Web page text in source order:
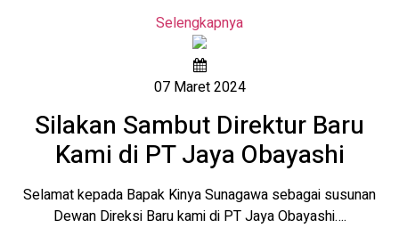
Selengkapnya
07 Maret 2024
Silakan Sambut Direktur Baru
Kami di PT Jaya Obayashi
Selamat kepada Bapak Kinya Sunagawa sebagai susunan
Dewan Direksi Baru kami di PT Jaya Obayashi….